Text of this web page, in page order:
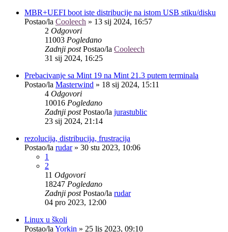
MBR+UEFI boot iste distribucije na istom USB stiku/disku
Postao/la Cooleech » 13 sij 2024, 16:57
2 Odgovori
11003 Pogledano
Zadnji postPostao/la Cooleech
31 sij 2024, 16:25
Prebacivanje sa Mint 19 na Mint 21.3 putem terminala
Postao/la Masterwind » 18 sij 2024, 15:11
4 Odgovori
10016 Pogledano
Zadnji postPostao/la jurastublic
23 sij 2024, 21:14
rezolucija, distribucija, frustracija
Postao/la rudar» 30 stu 2023, 10:06
1
2
11 Odgovori
18247 Pogledano
Zadnji postPostao/la rudar
04 pro 2023, 12:00
Linux u školi
Postao/la Yorkin » 25 lis 2023, 09:10